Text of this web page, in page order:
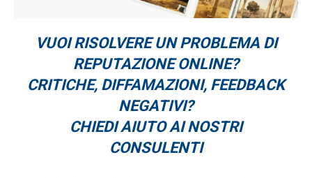
VUOI RISOLVERE UN PROBLEMA DI
REPUTAZIONE ONLINE?
CRITICHE, DIFFAMAZIONI, FEEDBACK
NEGATIVI?
CHIEDI AIUTO AI NOSTRI
CONSULENTI